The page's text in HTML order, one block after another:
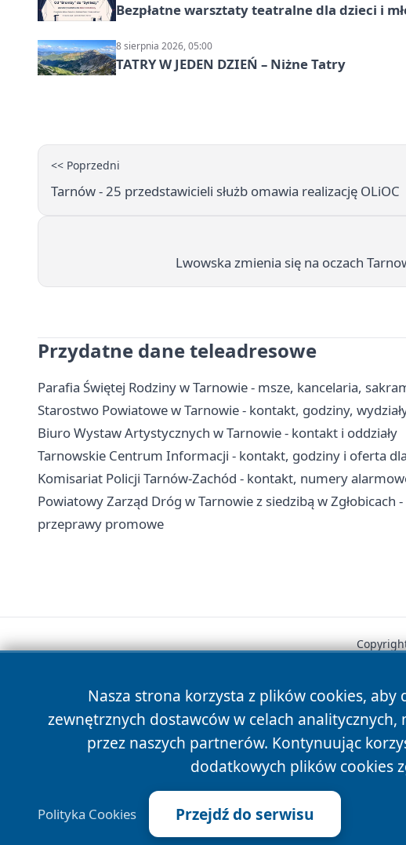
Bezpłatne warsztaty teatralne dla dzieci i
8 sierpnia 2026, 05:00
TATRY W JEDEN DZIEŃ – Niżne Tatry
<< Poprzedni
Tarnów - 25 przedstawicieli służb omawia realizację OLiOC
Lwowska zmienia się na oczach
Przydatne dane teleadresowe
Parafia Świętej Rodziny w Tarnowie - msze, kancelaria,
Starostwo Powiatowe w Tarnowie - kontakt, godziny,
Biuro Wystaw Artystycznych w Tarnowie - kontakt i oddziały
Tarnowskie Centrum Informacji - kontakt, godziny i oferta
Komisariat Policji Tarnów-Zachód - kontakt, numery
Powiatowy Zarząd Dróg w Tarnowie z siedzibą w Zgłobicach
przeprawy promowe
Nasza strona korzysta z plików cookies,
zewnętrznych dostawców w celach
przez naszych partnerów. Kontynuując
dodatkowych plików cookies
Polityka Cookies Przejdź do serwisu
News